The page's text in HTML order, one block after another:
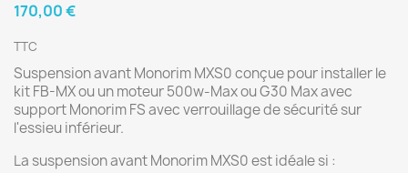
170,00 €
TTC
Suspension avant Monorim MXS0 conçue pour installer le
kit FB-MX ou un moteur 500w-Max ou G30 Max avec
support Monorim FS avec verrouillage de sécurité sur
l'essieu inférieur.
La suspension avant Monorim MXS0 est idéale si :